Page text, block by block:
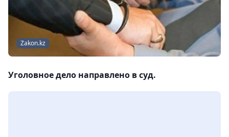
Zakon.kz
Уголовное дело направлено в суд.